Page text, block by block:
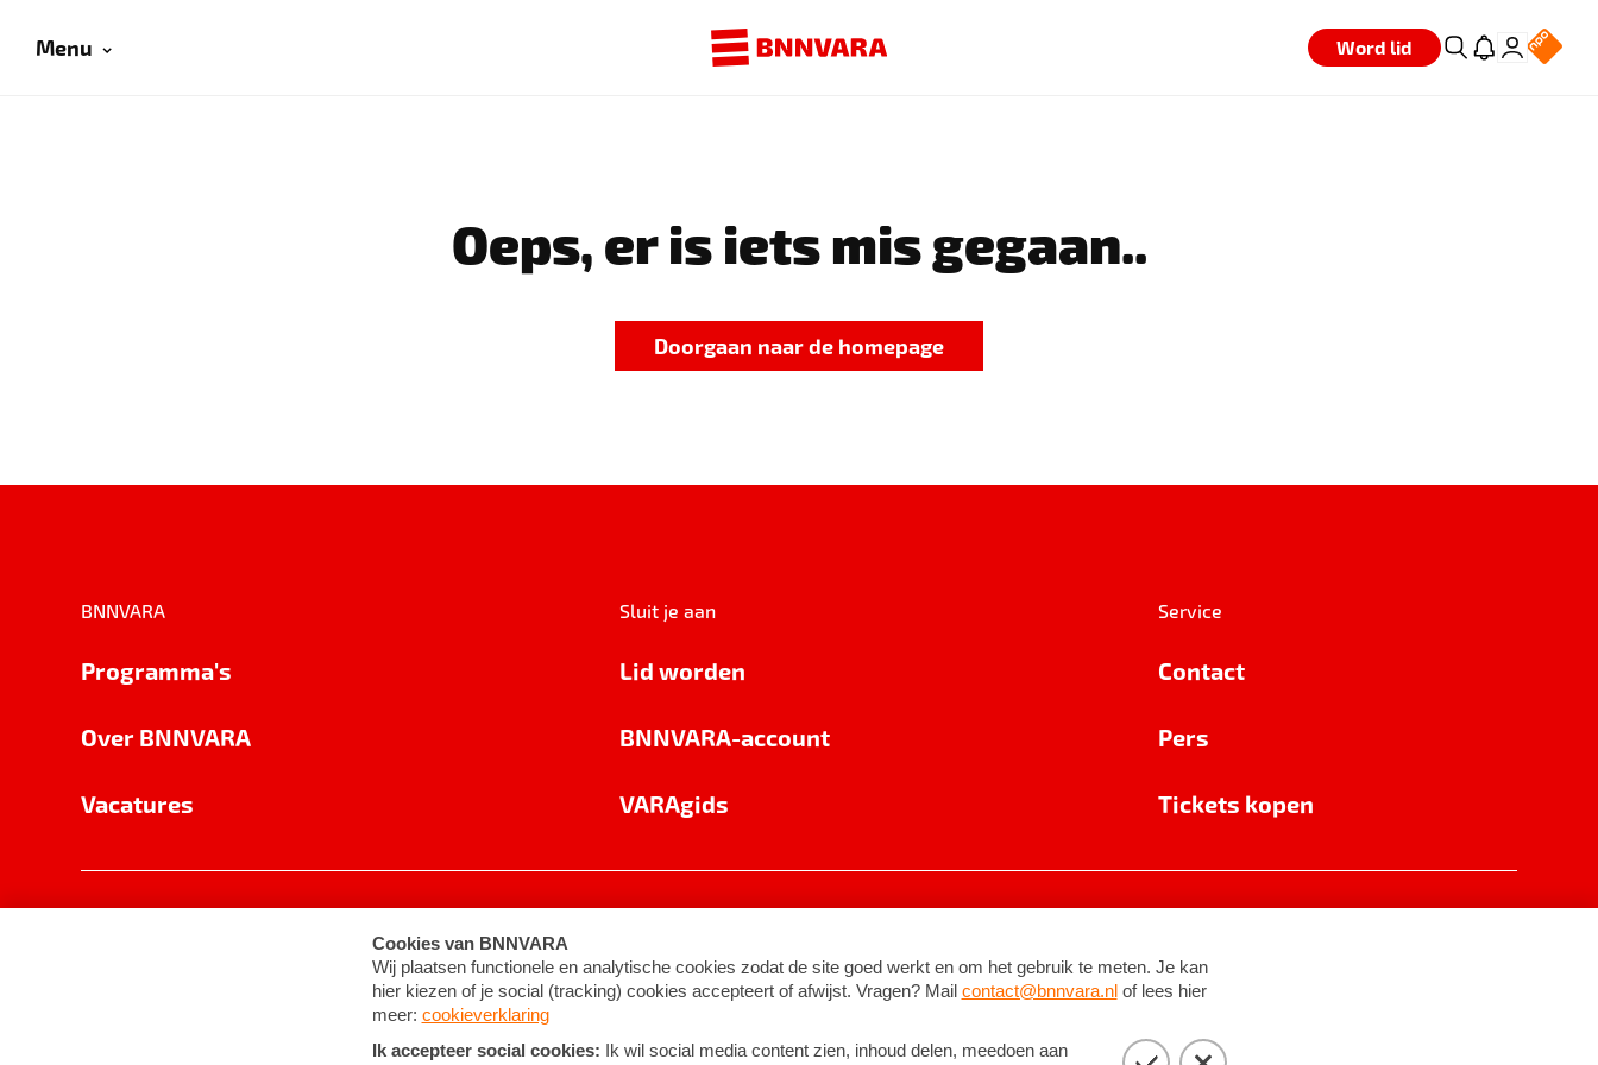
Menu Word lid
Oeps, er is iets mis gegaan..
Doorgaan naar de homepage
BNNVARA
Programma's
Over BNNVARA
Vacatures
Sluit je aan
Lid worden
BNNVARA-account
VARAgids
Service
Contact
Pers
Tickets kopen
Cookie-instellingen Algemene voorwaarden ©2026BNNVARA